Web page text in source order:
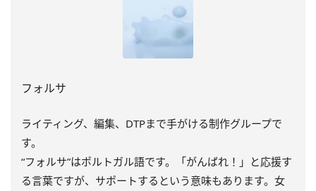
フォルサ
ライティング、編集、DTPまで手がける制作グループで
す。
“フォルサ”はポルトガル語です。「がんばれ！」と応援す
る言葉ですが、サポートするという意味もあります。女